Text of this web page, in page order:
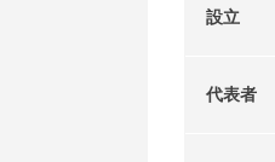
設立
代表者